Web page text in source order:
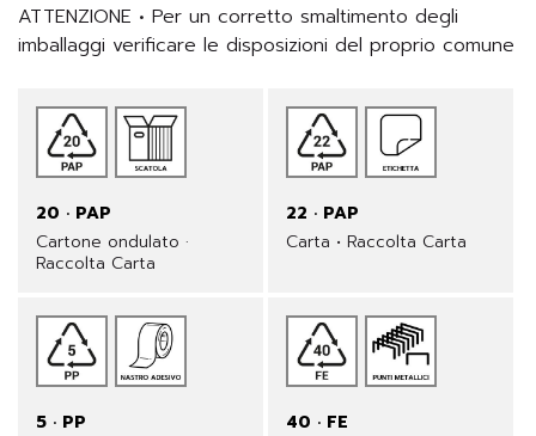
ATTENZIONE • Per un corretto smaltimento degli
imballaggi verificare le disposizioni del proprio comune
20 · PAP
Cartone ondulato ·
Raccolta Carta
22 · PAP
Carta • Raccolta Carta
5 · PP
40 · FE